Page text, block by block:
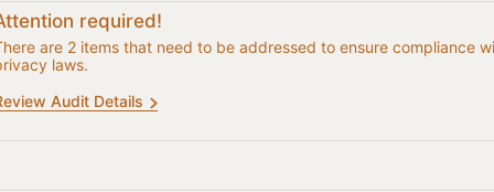
required!
are 2 items that need to be addressed to ensure compliance
laws.
Audit Details